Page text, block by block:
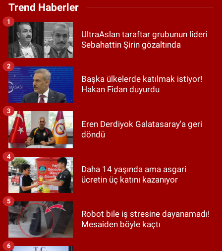
Trend Haberler
UltraAslan taraftar grubunun lideri
Sebahattin Şirin gözaltında
1
Başka ülkelerde katılmak istiyor!
Hakan Fidan duyurdu
2
Eren Derdiyok Galatasaray'a geri
döndü
3
Daha 14 yaşında ama asgari
ücretin üç katını kazanıyor
4
Robot bile iş stresine dayanamadı!
Mesaiden böyle kaçtı
5
6